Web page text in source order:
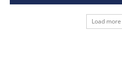
Load more